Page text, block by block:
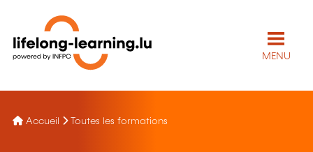
MENU
Accueil Toutes les formations